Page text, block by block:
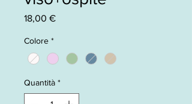
18,00 €Prezzo
Colore *
Quantità *